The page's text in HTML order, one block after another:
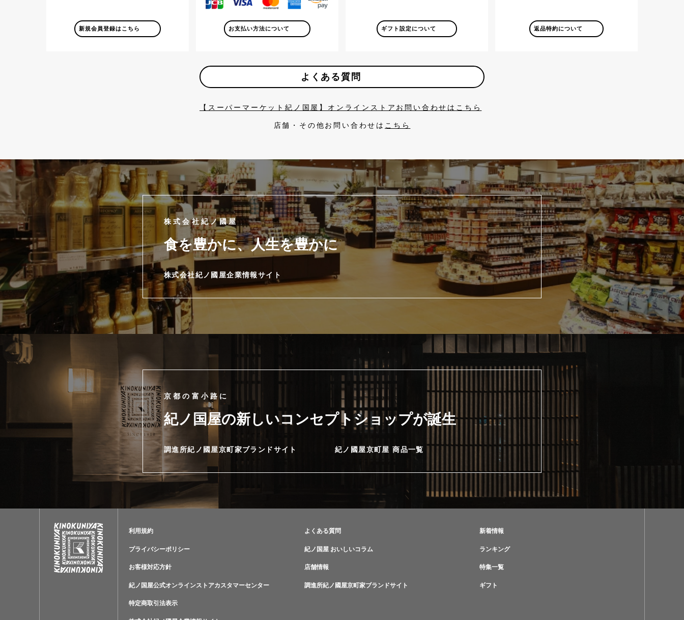
新規会員登録はこちら お支払い方法について ギフト設定について 返品特約について
よくある質問
【スーパーマーケット紀ノ国屋】オンラインストアお問い合わせはこちら
店舗・その他お問い合わせは こちら
株式会社紀ノ國屋
食を豊かに、人生を豊かに
株式会社紀ノ國屋企業情報サイト
京都の富小路に
紀ノ国屋の新しいコンセプトショップが誕生
調進所紀ノ國屋京町家ブランドサイト 紀ノ國屋京町屋 商品一覧
利用規約
プライバシーポリシー
お客様対応方針
紀ノ国屋公式オンラインストアカスタマーセンター
特定商取引法表示
よくある質問
紀ノ国屋 おいしいコラム
店舗情報
調進所紀ノ國屋京町家ブランドサイト
新着情報
ランキング
特集一覧
ギフト